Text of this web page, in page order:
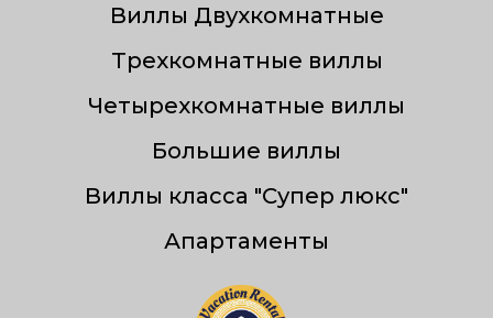
Виллы Двухкомнатные
Трехкомнатные виллы
Четырехкомнатные виллы
Большие виллы
Виллы класса "Супер люкс"
Апартаменты